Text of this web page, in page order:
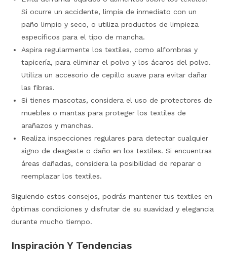
Si ocurre un accidente, limpia de inmediato con un
paño limpio y seco, o utiliza productos de limpieza
específicos para el tipo de mancha.
Aspira regularmente los textiles, como alfombras y
tapicería, para eliminar el polvo y los ácaros del polvo.
Utiliza un accesorio de cepillo suave para evitar dañar
las fibras.
Si tienes mascotas, considera el uso de protectores de
muebles o mantas para proteger los textiles de
arañazos y manchas.
Realiza inspecciones regulares para detectar cualquier
signo de desgaste o daño en los textiles. Si encuentras
áreas dañadas, considera la posibilidad de reparar o
reemplazar los textiles.
Siguiendo estos consejos, podrás mantener tus textiles en
óptimas condiciones y disfrutar de su suavidad y elegancia
durante mucho tiempo.
Inspiración Y Tendencias